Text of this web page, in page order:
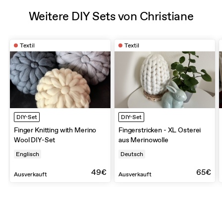
Weitere DIY Sets von Christiane
Textil
DIY-Set
Finger Knitting with Merino
Wool DIY-Set
Englisch
Ausverkauft 49€
Textil
DIY-Set
Fingerstricken - XL Osterei
aus Merinowolle
Deutsch
Ausverkauft 65€